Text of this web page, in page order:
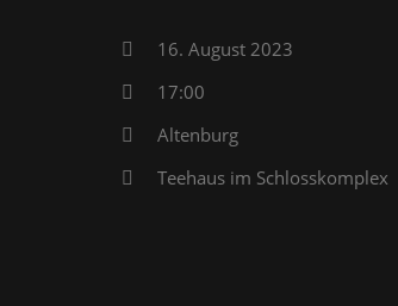
16. August 2023
17:00
Altenburg
Teehaus im Schlosskomplex